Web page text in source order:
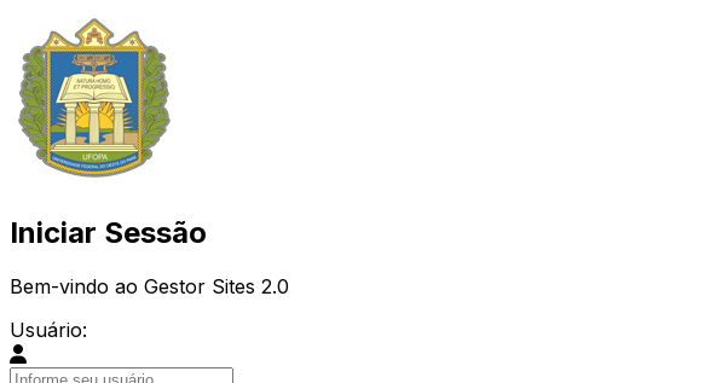
Iniciar Sessão
Bem-vindo ao Gestor Sites 2.0
Usuário: